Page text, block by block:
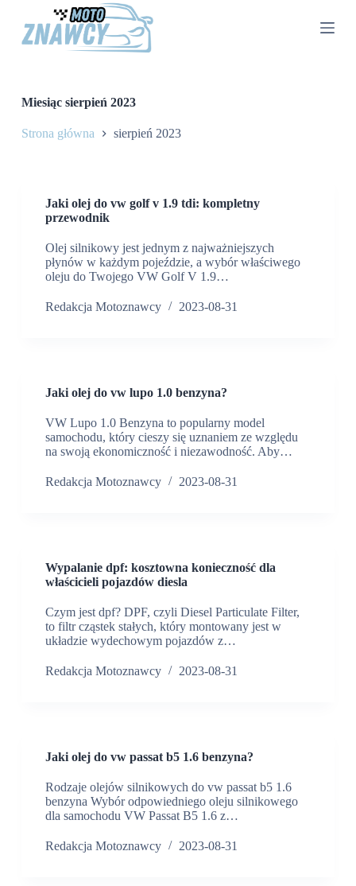
Miesiącsierpień 2023
Strona główna sierpień 2023
Jaki olej do vw golf v 1.9 tdi: kompletny
przewodnik
Olej silnikowy jest jednym z najważniejszych
płynów w każdym pojeździe, a wybór właściwego
oleju do Twojego VW Golf V 1.9…
Redakcja Motoznawcy 2023-08-31
Jaki olej do vw lupo 1.0 benzyna?
VW Lupo 1.0 Benzyna to popularny model
samochodu, który cieszy się uznaniem ze względu
na swoją ekonomiczność i niezawodność. Aby…
Redakcja Motoznawcy 2023-08-31
Wypalanie dpf: kosztowna konieczność dla
właścicieli pojazdów diesla
Czym jest dpf? DPF, czyli Diesel Particulate Filter,
to filtr cząstek stałych, który montowany jest w
układzie wydechowym pojazdów z…
Redakcja Motoznawcy 2023-08-31
Jaki olej do vw passat b5 1.6 benzyna?
Rodzaje olejów silnikowych do vw passat b5 1.6
benzyna Wybór odpowiedniego oleju silnikowego
dla samochodu VW Passat B5 1.6 z…
Redakcja Motoznawcy 2023-08-31